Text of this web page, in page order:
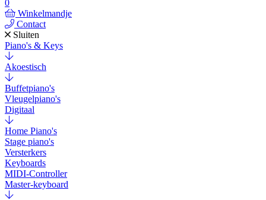
0
Winkelmandje
Contact
Sluiten
Piano's & Keys
Akoestisch
Buffetpiano's
Vleugelpiano's
Digitaal
Home Piano's
Stage piano's
Versterkers
Keyboards
MIDI-Controller
Master-keyboard